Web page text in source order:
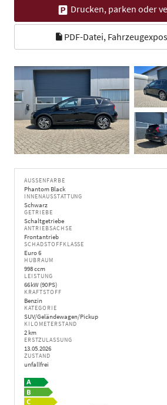
Drucken, parken oder
PDF-Datei,
AUSSENFARBE
Phantom Black
INNENAUSSTATTUNG
Schwarz
GETRIEBE
Schaltgetriebe
ANTRIEBSACHSE
Frontantrieb
SCHADSTOFFKLASSE
Euro 6
HUBRAUM
998 ccm
LEISTUNG
66 kW (90 PS)
KRAFTSTOFF
Benzin
KATEGORIE
SUV/Geländewagen/Pickup
KILOMETERSTAND
2 km
ERSTZULASSUNG
13.05.2026
ZUSTAND
unfallfrei